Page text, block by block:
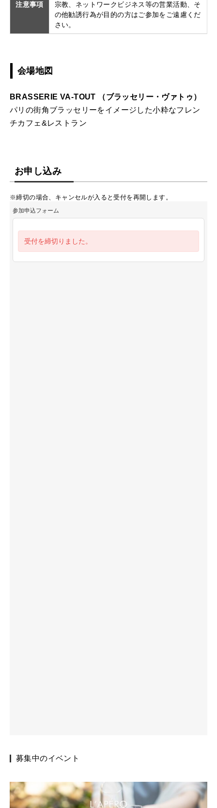
注意事項
宗教、ネットワークビジネス等の営業活動、そ
の他勧誘行為が目的の方はご参加をご遠慮くだ
さい。
会場地図
BRASSERIE VA-TOUT （ブラッセリー・ヴァトゥ）
パリの街角ブラッセリーをイメージした小粋なフレン
チカフェ&レストラン
お申し込み
※締切の場合、キャンセルが入ると受付を再開します。
募集中のイベント